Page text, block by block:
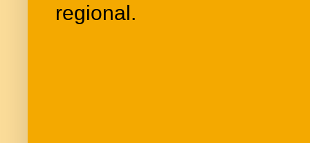
regional.